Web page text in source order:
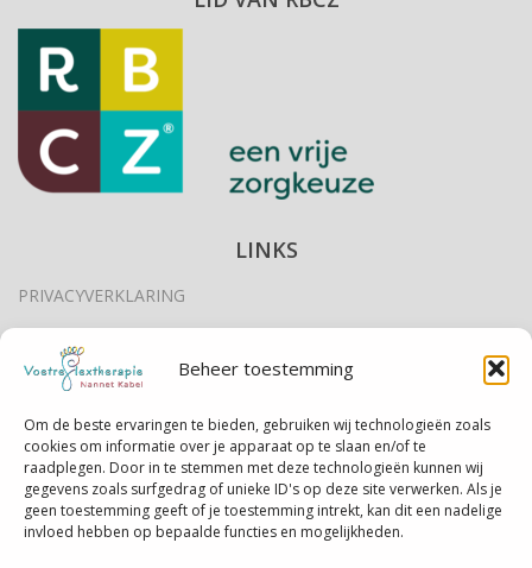
Beheer toestemming
Om de beste ervaringen te bieden, gebruiken wij technologieën zoals
cookies om informatie over je apparaat op te slaan en/of te
raadplegen. Door in te stemmen met deze technologieën kunnen wij
gegevens zoals surfgedrag of unieke ID's op deze site verwerken. Als je
geen toestemming geeft of je toestemming intrekt, kan dit een nadelige
invloed hebben op bepaalde functies en mogelijkheden.
LINKS
PRIVACYVERKLARING
DISCLAIMER
EEN AFSPRAAK ANNULEREN
U WILT EEN KLACHT INDIENEN?